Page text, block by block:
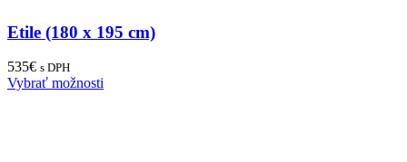
Etile (180 x 195 cm)
535€ s DPH
Vybrať možnosti